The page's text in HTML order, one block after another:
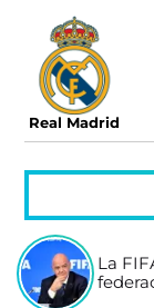
Real Madrid
La